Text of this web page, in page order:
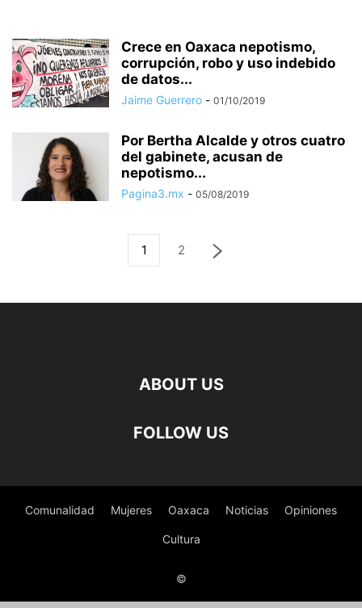
Crece en Oaxaca nepotismo,
corrupción, robo y uso indebido
de datos...
Jaime Guerrero - 01/10/2019
Por Bertha Alcalde y otros cuatro
del gabinete, acusan de
nepotismo...
Pagina3.mx - 05/08/2019
1 2
ABOUT US
FOLLOW US
Comunalidad Mujeres Oaxaca Noticias Opiniones
Cultura
©